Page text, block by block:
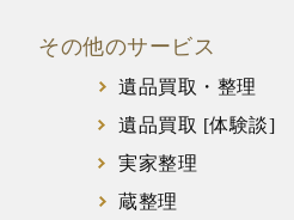
その他のサービス
遺品買取・整理
遺品買取 [体験談]
実家整理
蔵整理